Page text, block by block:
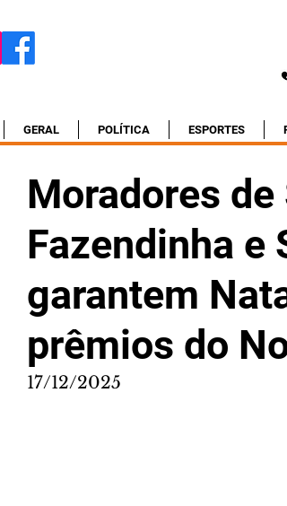
GERAL POLÍTICA ESPORTES
Moradores
Fazendinha e
garantem
prêmios do
17/12/2025